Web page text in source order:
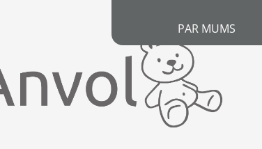
PAR MUMS